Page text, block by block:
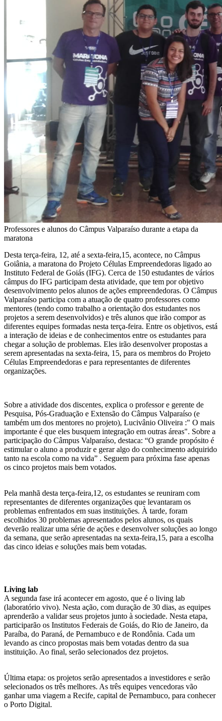
Professores e alunos do Câmpus Valparaíso durante a etapa da
maratona
Desta terça-feira, 12, até a sexta-feira,15, acontece, no Câmpus
Goiânia, a maratona do Projeto Células Empreendedoras ligado ao
Instituto Federal de Goiás (IFG). Cerca de 150 estudantes de vários
câmpus do IFG participam desta atividade, que tem por objetivo
desenvolvimento pelos alunos de ações empreendedoras. O Câmpus
Valparaíso participa com a atuação de quatro professores como
mentores (tendo como trabalho a orientação dos estudantes nos
projetos a serem desenvolvidos) e três alunos que irão compor as
diferentes equipes formadas nesta terça-feira. Entre os objetivos, está
a interação de ideias e de conhecimentos entre os estudantes para
chegar a solução de problemas. Eles irão desenvolver propostas a
serem apresentadas na sexta-feira, 15, para os membros do Projeto
Células Empreendedoras e para representantes de diferentes
organizações.
Sobre a atividade dos discentes, explica o professor e gerente de
Pesquisa, Pós-Graduação e Extensão do Câmpus Valparaíso (e
também um dos mentores no projeto), Lucivânio Oliveira :" O mais
importante é que eles busquem integração em outras áreas". Sobre a
participação do Câmpus Valparaíso, destaca: “O grande propósito é
estimular o aluno a produzir e gerar algo do conhecimento adquirido
tanto na escola como na vida” . Seguem para próxima fase apenas
os cinco projetos mais bem votados.
Pela manhã desta terça-feira,12, os estudantes se reuniram com
representantes de diferentes organizações que levantaram os
problemas enfrentados em suas instituições. À tarde, foram
escolhidos 30 problemas apresentados pelos alunos, os quais
deverão realizar uma série de ações e desenvolver soluções ao longo
da semana, que serão apresentadas na sexta-feira,15, para a escolha
das cinco ideias e soluções mais bem votadas.
Living lab
A segunda fase irá acontecer em agosto, que é o living lab
(laboratório vivo). Nesta ação, com duração de 30 dias, as equipes
aprenderão a validar seus projetos junto à sociedade. Nesta etapa,
participarão os Institutos Federais de Goiás, do Rio de Janeiro, da
Paraíba, do Paraná, de Pernambuco e de Rondônia. Cada um
levando as cinco propostas mais bem votadas dentro da sua
instituição. Ao final, serão selecionados dez projetos.
Última etapa: os projetos serão apresentados a investidores e serão
selecionados os três melhores. As três equipes vencedoras vão
ganhar uma viagem a Recife, capital de Pernambuco, para conhecer
o Porto Digital.